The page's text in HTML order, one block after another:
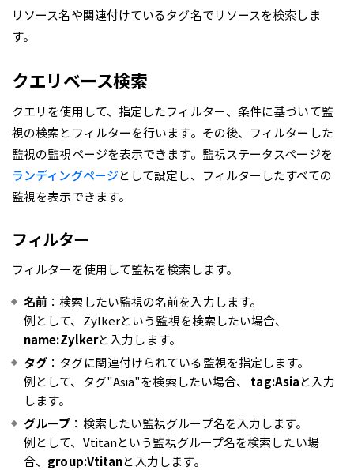
リソース名や関連付けているタグ名でリソースを検索しま
す。
クエリベース検索
クエリを使用して、指定したフィルター、条件に基づいて監
視の検索とフィルターを行います。その後、フィルターした
監視の監視ページを表示できます。監視ステータスページを
ランディングページとして設定し、フィルターしたすべての
監視を表示できます。
フィルター
フィルターを使用して監視を検索します。
名前 ：検索したい監視の名前を入力します。
例として、Zylkerという監視を検索したい場合、
name:Zylkerと入力します。
タグ ：タグに関連付けられている監視を指定します。
例として、タグ"Asia"を検索したい場合、
tag:Asiaと入力
します。
グループ ：検索したい監視グループ名を入力します。
例として、Vtitanという監視グループ名を検索したい場
合、 group:Vtitanと入力します。